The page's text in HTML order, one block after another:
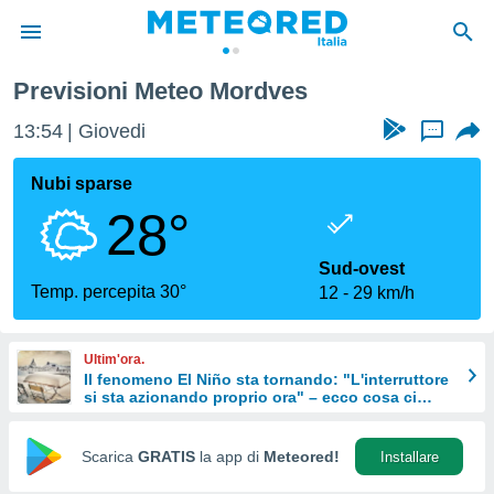
di
per
le
di
Web
Previsioni Meteo Mordves
13:54 Giovedi ...
Nubi sparse
28°
Temp. percepita 30°
Sud-ovest
12
29 km/h
Ultim'ora.
Il fenomeno El Niño sta tornando: "L'interruttore
si sta azionando proprio ora" – ecco cosa ci
Scarica GRATIS la app di Meteored! Installare